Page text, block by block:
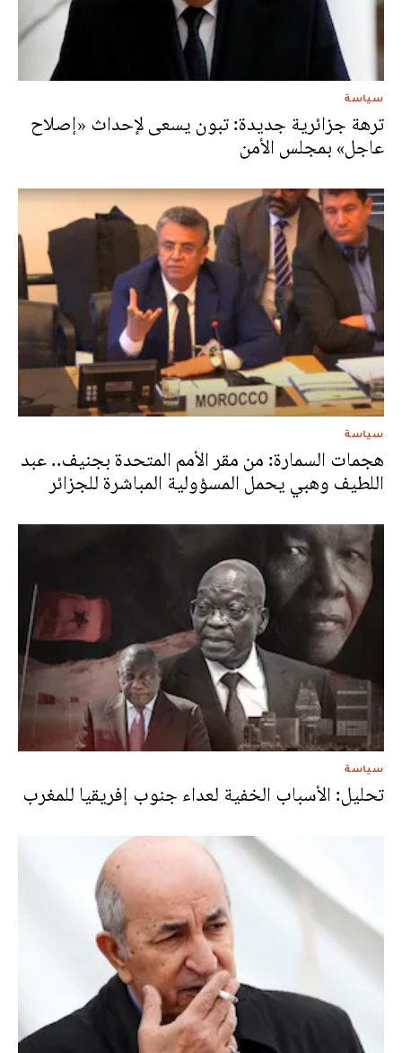
سياسة
ترهة جزائرية جديدة: تبون يسعى لإحداث «إصلاح
عاجل» بمجلس الأمن
سياسة
هجمات السمارة: من مقر الأمم المتحدة بجنيف.. عبد
اللطيف وهبي يحمل المسؤولية المباشرة للجزائر
سياسة
تحليل: الأسباب الخفية لعداء جنوب إفريقيا للمغرب